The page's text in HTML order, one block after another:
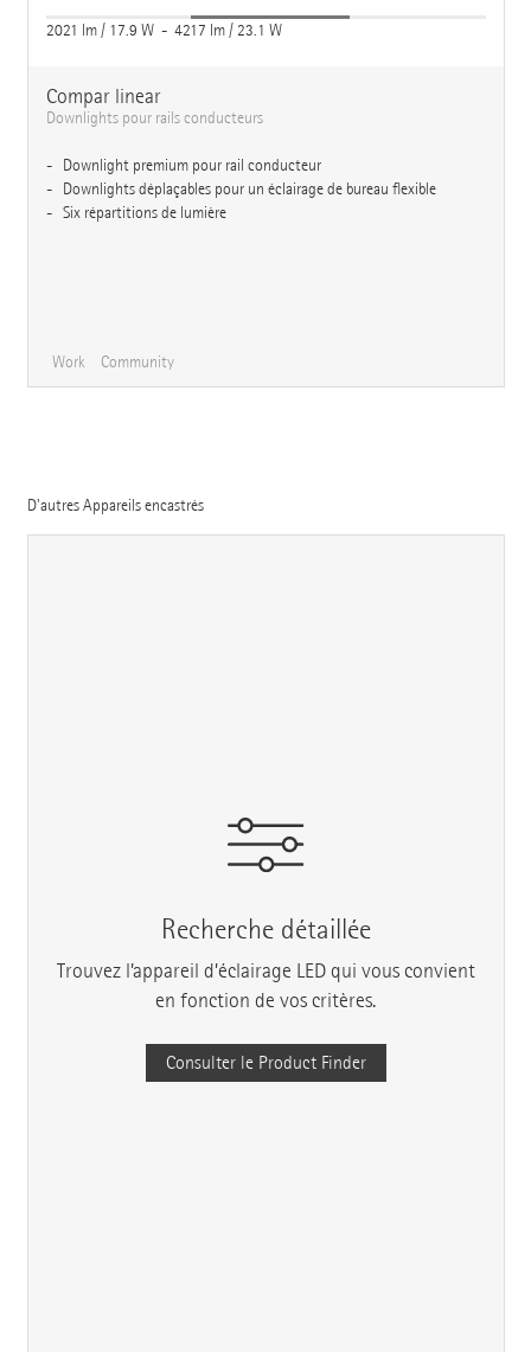
2021 lm / 17.9 W - 4217 lm / 23.1 W
Compar linear
Downlights pour rails conducteurs
Downlight premium pour rail conducteur
Downlights déplaçables pour un éclairage de bureau flexible
Six répartitions de lumière
Work Community
D'autres Appareils encastrés
Recherche détaillée
Trouvez l’appareil d’éclairage LED qui vous convient
en fonction de vos critères.
Consulter le Product Finder